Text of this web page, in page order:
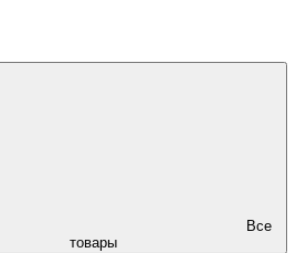
Все
товары